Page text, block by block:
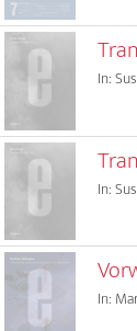
In:
In:
In: